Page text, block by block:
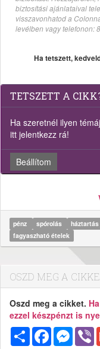
biztosítási ajánlataival
visszavonhatod a
levélben vagy telefonon:
Ha tetszett,
TETSZETT A
Ha szeretnél ilyen
itt jelentkezz rá!
Beállítom
pénz spórolás háztartás
fagyaszható ételek
OSZD MEG A
Oszd meg a cikket.
ezzel készpénzt is
MegosztásFacebook